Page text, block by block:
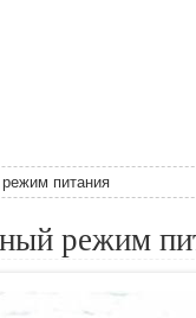
питания
режим